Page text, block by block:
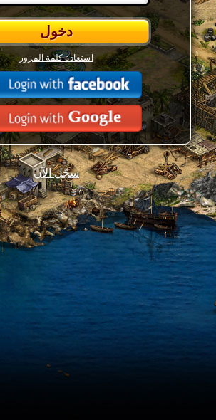
استعادة كلمة المرور
سجّل الآن